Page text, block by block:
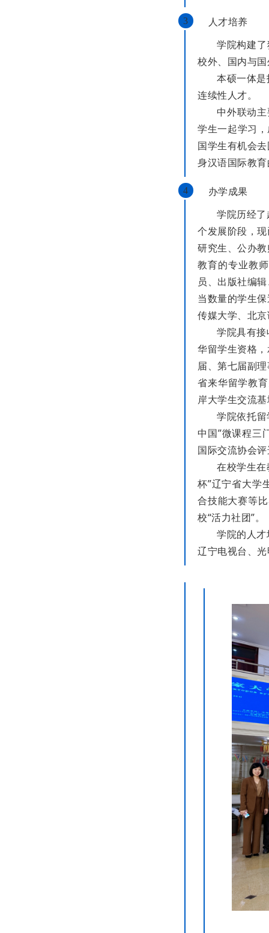
3
人才培养
学院构建
校外、国内与
本硕一体
连续性人才。
中外联动
学生一起学习
国学生有机会
身汉语国际教
4
办学成果
学院历经
个发展阶段，
研究生、公办
教育的专业教
员、出版社编
当数量的学生
传媒大学、北
学院具有
华留学生资格
届、第七届副
省来华留学教
岸大学生交流基
学院依托
中国”微课程三
国际交流协会
在校学生在
杯”辽宁省大学
合技能大赛等
校“活力社团”。
学院的人
辽宁电视台、